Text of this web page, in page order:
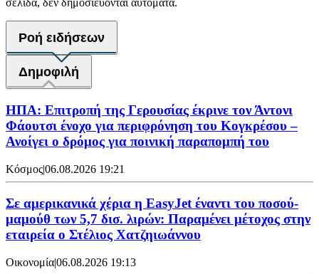
σελίδα, δεν δημοσιεύονται αυτόματα.
Ροή ειδήσεων
Δημοφιλή
ΗΠΑ: Επιτροπή της Γερουσίας έκρινε τον Άντονι
Φάουτσι ένοχο για περιφρόνηση του Κογκρέσου –
Ανοίγει ο δρόμος για ποινική παραπομπή του
Κόσμος|06.08.2026 19:21
Σε αμερικανικά χέρια η EasyJet έναντι του ποσού-
μαμούθ των 5,7 δισ. λιρών: Παραμένει μέτοχος στην
εταιρεία ο Στέλιος Χατζηιωάννου
Οικονομία|06.08.2026 19:13